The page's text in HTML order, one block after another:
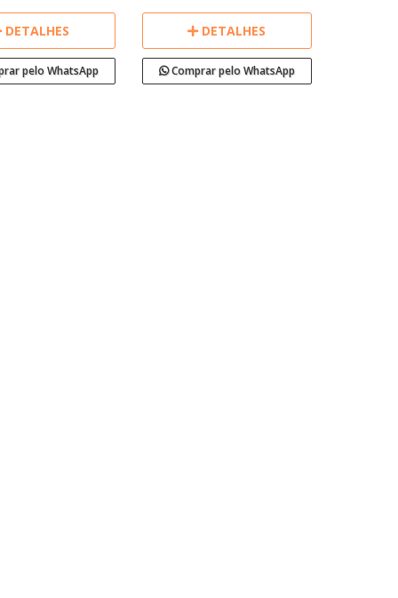
DETALHES
pelo WhatsApp
DETALHES
Comprar pelo WhatsApp